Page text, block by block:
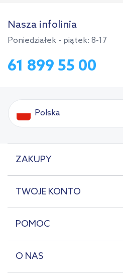
Nasza infolinia
Poniedziałek - piątek: 8-17
61 899 55 00
Polska
ZAKUPY
TWOJE KONTO
POMOC
O NAS